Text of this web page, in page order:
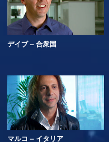
デイブ – 合衆国
マルコ – イタリア